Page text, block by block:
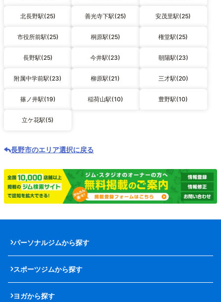
北長野駅(25) 善光寺下駅(25) 安茂里駅(25)
市役所前駅(25) 桐原駅(25) 権堂駅(25)
長野駅(25) 今井駅(23) 朝陽駅(23)
附属中学前駅(23) 柳原駅(21) 三才駅(20)
篠ノ井駅(19) 稲荷山駅(10) 豊野駅(10)
立ケ花駅(5)
長野市のエリア選択に戻る
パーソナルジムから探す
スポーツジムから探す
ヨガから探す